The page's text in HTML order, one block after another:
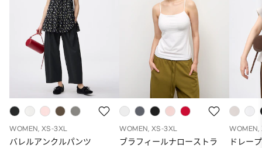
WOMEN, XS-3XL
バレルアンクルパンツ
WOMEN, XS-3XL
ブラフィールナローストラ
WOMEN,
ドレー